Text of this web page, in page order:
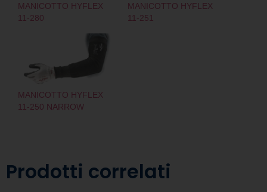
MANICOTTO HYFLEX
11-280
MANICOTTO HYFLEX
11-251
MANICOTTO HYFLEX
11-250 NARROW
Prodotti correlati